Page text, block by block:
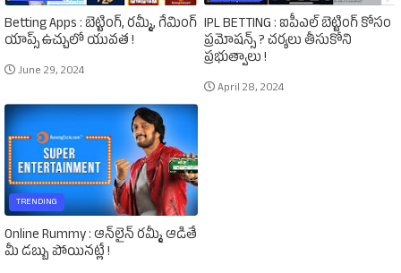
Betting Apps : బెట్టింగ్‌, రమ్మీ, గేమింగ్‌
యాప్స్‌ ఉచ్చులో యువత !
June 29, 2024
IPL BETTING : ఐపీఎల్‌ బెట్టింగ్‌ కోసం
ప్రమోషన్స్‌ ? చర్యలు తీసుకోని
ప్రభుత్వాలు !
April 28, 2024
TRENDING
Online Rummy : ఆన్‌లైన్‌ రమ్మీ ఆడితే
మీ డబ్బు పోయినట్లే !